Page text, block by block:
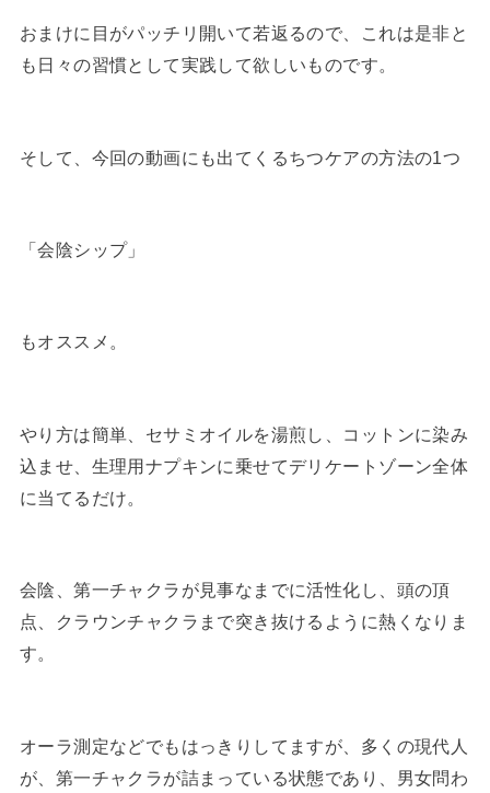
おまけに目がパッチリ開いて若返るので、これは是非と
も日々の習慣として実践して欲しいものです。
そして、今回の動画にも出てくるちつケアの方法の1つ
「会陰シップ」
もオススメ。
やり方は簡単、セサミオイルを湯煎し、コットンに染み
込ませ、生理用ナプキンに乗せてデリケートゾーン全体
に当てるだけ。
会陰、第一チャクラが見事なまでに活性化し、頭の頂
点、クラウンチャクラまで突き抜けるように熱くなりま
す。
オーラ測定などでもはっきりしてますが、多くの現代人
が、第一チャクラが詰まっている状態であり、男女問わ